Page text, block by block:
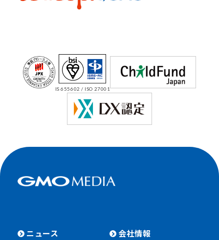
IS 655602 / ISO 27001
ニュース
会社情報